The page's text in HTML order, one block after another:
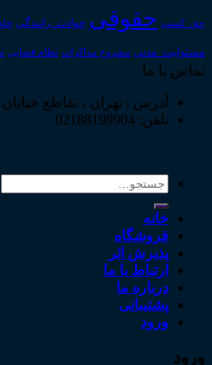
حق_کسب حقوقی حوادث_رانندگی
مسئولیت_مدنی مشروح مذاکرات نظام قضایی
تماس با ما
آدرس : تهران ، تقاطع
تلفن: 02188199904
جستجو
خانه
فروشگاه
پذیرش اثر
ارتباط با ما
درباره ما
پشتیبانی
ورود
ورود